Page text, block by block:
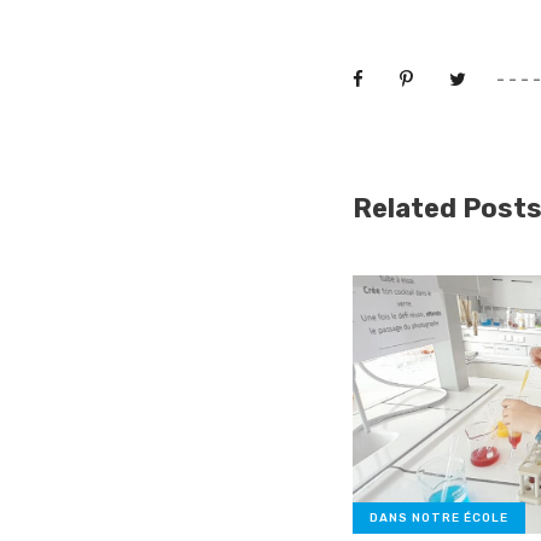
Related Posts
DANS NOTRE ÉCOLE